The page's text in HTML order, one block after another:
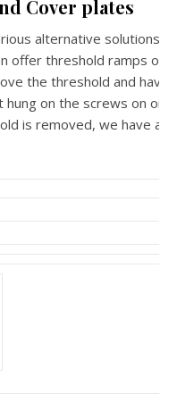
Cover plates
alternative solutions.
offer threshold ramps of
the threshold and have
on the screws on
is removed, we have a